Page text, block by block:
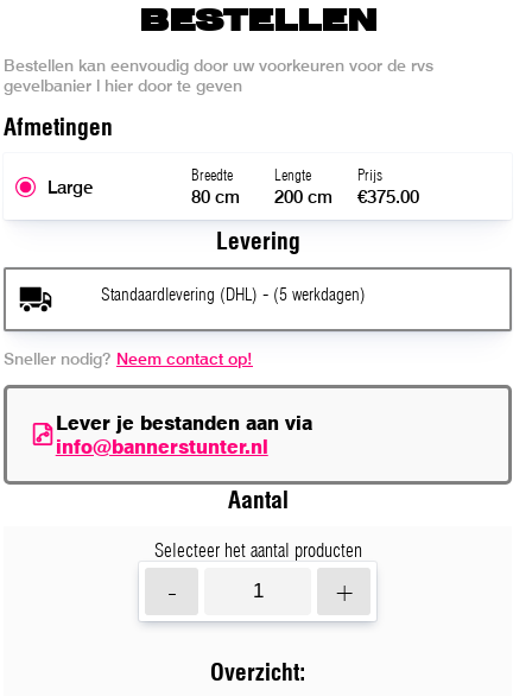
BESTELLEN
Bestellen kan eenvoudig door uw voorkeuren voor de rvs
gevelbanier l hier door te geven
Afmetingen
Large Breedte
80 cm
Lengte
200 cm
Prijs
€375.00
Levering
Standaardlevering (DHL) - (5 werkdagen)
Sneller nodig? Neem contact op!
Lever je bestanden aan via
info@bannerstunter.nl
Aantal
Selecteer het aantal producten
- +
Overzicht: